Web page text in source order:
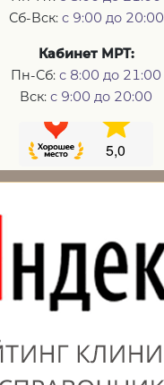
Сб-Вск: с 9:00 до 20:00
Кабинет МРТ:
Пн-Сб: с 8:00 до 21:00
Вск: с 9:00 до 20:00